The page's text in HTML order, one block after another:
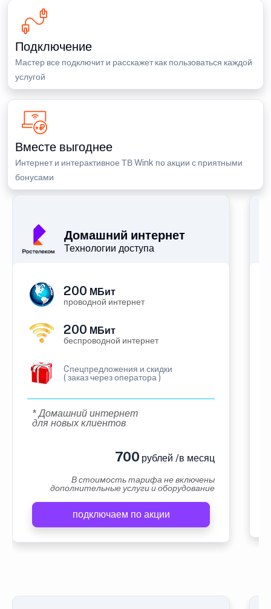
Подключение
Мастер все подключит и расскажет как пользоваться каждой
услугой
Вместе выгоднее
Интернет и интерактивное ТВ Wink по акции с приятными
бонусами
Домашний интернет
Технологии доступа
200 МБит
проводной интернет
200 МБит
беспроводной интернет
Cпецпредложения и скидки
( заказ через оператора )
* Домашний интернет
для новых клиентов
700 рублей /в месяц
В стоимость тарифа не включены
дополнительные услуги и оборудование
подключаем по акции